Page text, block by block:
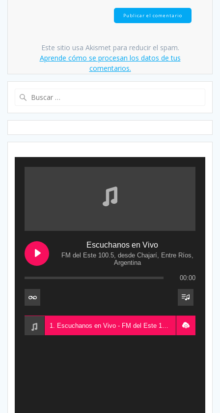
Este sitio usa Akismet para reducir el spam.
Aprende cómo se procesan los datos de tus
comentarios.
Escuchanos en Vivo
FM del Este 100.5, desde Chajarí, Entre Ríos,
Argentina
00:00